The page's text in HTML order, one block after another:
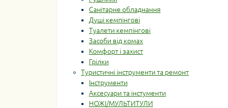
Санітарне обладнання
Душі кемпінгові
Туалети кемпінгові
Засоби від комах
Комфорт і захист
Грілки
Туристичні інструменти та ремонт
Інструменти
Аксесуари та інстументи
НОЖІ/МУЛЬТИТУЛИ